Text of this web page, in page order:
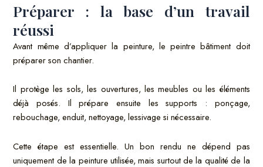
Préparer : la base d’un travail
réussi
Avant même d’appliquer la peinture, le peintre bâtiment doit
préparer son chantier.
Il protège les sols, les ouvertures, les meubles ou les éléments
déjà posés. Il prépare ensuite les supports : ponçage,
rebouchage, enduit, nettoyage, lessivage si nécessaire.
Cette étape est essentielle. Un bon rendu ne dépend pas
uniquement de la peinture utilisée, mais surtout de la qualité de la